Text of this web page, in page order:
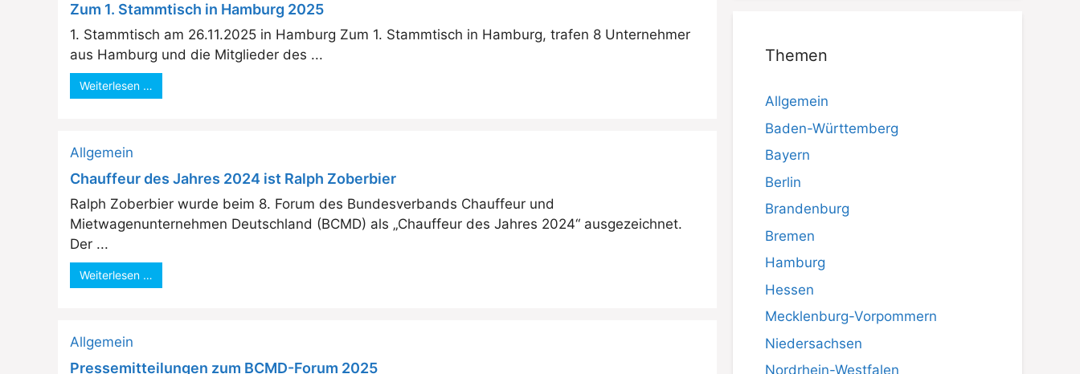
Zum 1. Stammtisch in Hamburg 2025
1. Stammtisch am 26.11.2025 in Hamburg Zum 1. Stammtisch in Hamburg, trafen 8 Unternehmer
aus Hamburg und die Mitglieder des ...
Weiterlesen …
Allgemein
Chauffeur des Jahres 2024 ist Ralph Zoberbier
Ralph Zoberbier wurde beim 8. Forum des Bundesverbands Chauffeur und
Mietwagenunternehmen Deutschland (BCMD) als „Chauffeur des Jahres 2024“ ausgezeichnet.
Der ...
Weiterlesen …
Allgemein
Pressemitteilungen zum BCMD-Forum 2025
Themen
Allgemein
Baden-Württemberg
Bayern
Berlin
Brandenburg
Bremen
Hamburg
Hessen
Mecklenburg-Vorpommern
Niedersachsen
Nordrhein-Westfalen